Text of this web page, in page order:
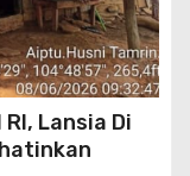
Lansia Di